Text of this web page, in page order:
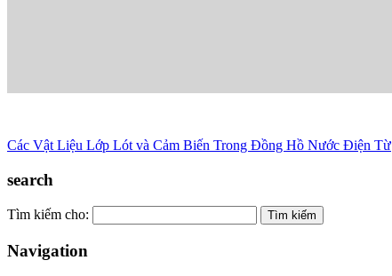
Các Vật Liệu Lớp Lót và Cảm Biến Trong Đồng Hồ Nước Điện Từ
search
Tìm kiếm cho:
Navigation